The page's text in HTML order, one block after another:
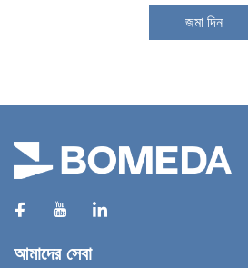
জমা দিন
আমাদের সেবা